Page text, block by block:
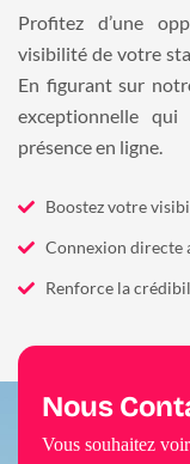
Profitez d’une
visibilité de votre
En figurant sur
exceptionnelle
présence en ligne.
Boostez votre
Connexion directe
Renforce la
Nous
Vous souhaitez